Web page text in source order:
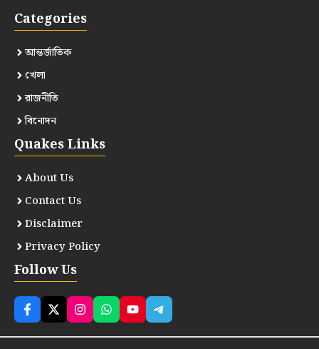
Categories
আন্তর্জাতিক
খেলা
রাজনীতি
বিনোদন
Quakes Links
About Us
Contact Us
Disclaimer
Privacy Policy
Follow Us